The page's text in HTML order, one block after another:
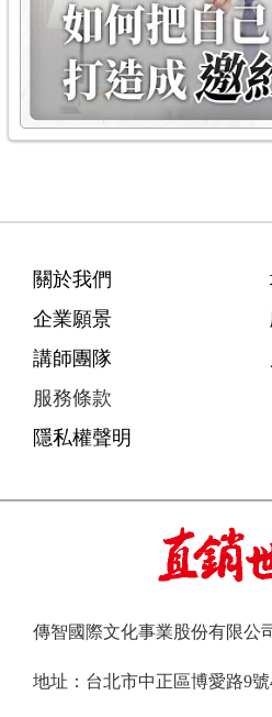
關於我們
企業願景
講師團隊
服務條款
隱私權聲明
傳智國際文化事業股份有限公
地址：台北市中正區博愛路9